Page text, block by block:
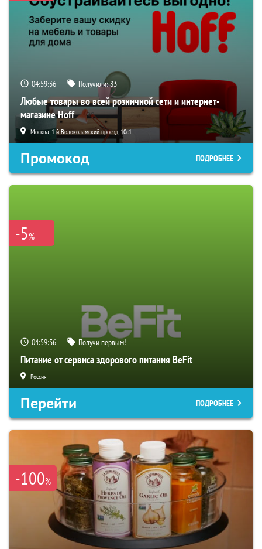
04:59:35 Получили:83
Любые товары во всей розничной сети и интернет-
магазине Hoff
Москва, 1-й Волоколамский проезд, 10с1
Промокод ПОДРОБНЕЕ
-5%
04:59:35 Получи первым!
Питание от сервиса здорового питания BeFit
Россия
Перейти ПОДРОБНЕЕ
-100%